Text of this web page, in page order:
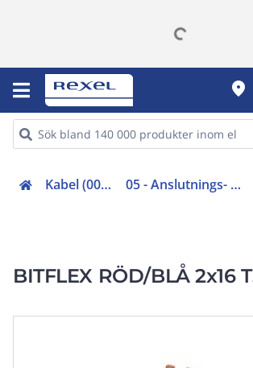
place
Kabel (00-05, 48-49) 05 - Anslutnings- och gummikabel
BITFLEX RÖD/BLÅ 2x16